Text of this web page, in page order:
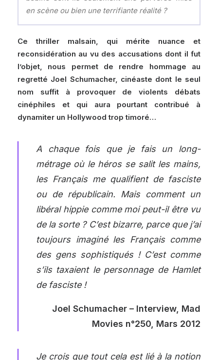
en scène ou bien une terrifiante réalité ?
Ce thriller malsain, qui mérite nuance et
reconsidération au vu des accusations dont il fut
l’objet, nous permet de rendre hommage au
regretté Joel Schumacher, cinéaste dont le seul
nom suffit à provoquer de violents débats
cinéphiles et qui aura pourtant contribué à
dynamiter un Hollywood trop timoré…
A chaque fois que je fais un long-
métrage où le héros se salit les mains,
les Français me qualifient de fasciste
ou de républicain. Mais comment un
libéral hippie comme moi peut-il être vu
de la sorte ? C’est bizarre, parce que j’ai
toujours imaginé les Français comme
des gens sophistiqués ! C’est comme
s’ils taxaient le personnage de Hamlet
de fasciste !
Joel Schumacher – Interview, Mad
Movies n°250, Mars 2012
Je crois que tout cela est lié à la notion